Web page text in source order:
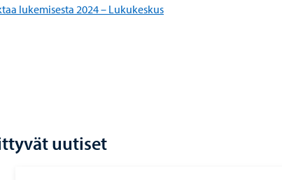
lukemisesta 2024 – Lukukeskus
uutiset